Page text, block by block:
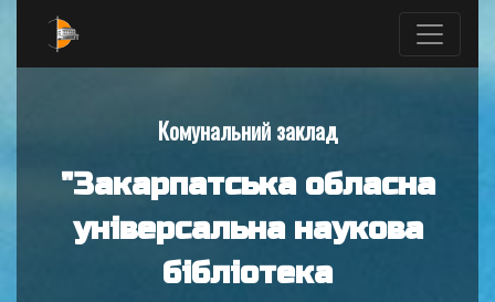
Комунальний заклад
"Закарпатська обласна
універсальна наукова
бібліотека